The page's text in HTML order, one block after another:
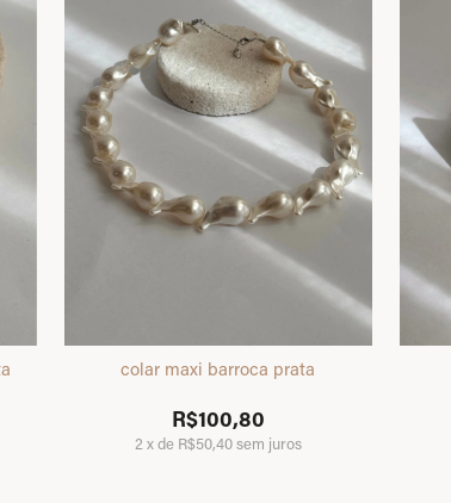
colar maxi barroca prata
R$100,80
2 xde R$50,40sem juros